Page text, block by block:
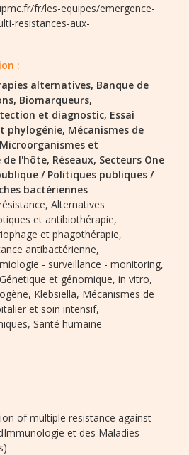
fr/les-equipes/emergence-
resistances-aux-
:
alternatives, Banque de
Biomarqueurs,
et diagnostic, Essai
phylogénie, Mécanismes de
Microorganismes et
l'hôte, Réseaux, Secteurs One
/ Politiques publiques /
bactériennes
Alternatives
et antibiothérapie,
et phagothérapie,
antibactérienne,
- surveillance - monitoring,
Génetique et génomique, in vitro,
Klebsiella, Mécanismes de
et soin intensif,
Santé humaine
of multiple resistance against
et des Maladies